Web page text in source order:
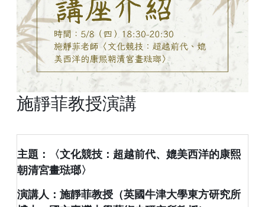
施靜菲教授演講
主題：〈文化競技：超越前代、媲美西洋的康熙
朝清宮畫琺瑯〉
演講人：施靜菲教授（英國牛津大學東方研究所